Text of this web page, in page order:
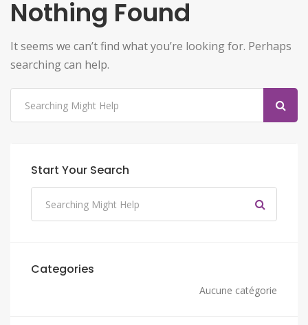
Nothing Found
It seems we can’t find what you’re looking for. Perhaps
searching can help.
Start Your Search
Categories
Aucune catégorie